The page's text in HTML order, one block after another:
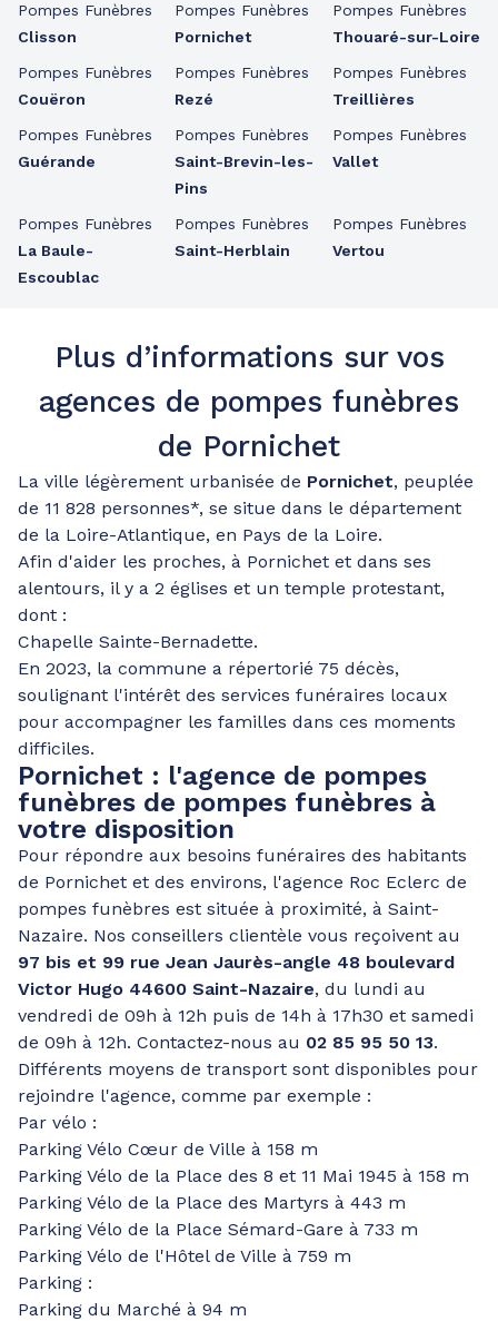
Pompes Funèbres
Clisson
Pompes Funèbres
Couëron
Pompes Funèbres
Guérande
Pompes Funèbres
La Baule-
Escoublac
Pompes Funèbres
Pornichet
Pompes Funèbres
Rezé
Pompes Funèbres
Saint-Brevin-les-
Pins
Pompes Funèbres
Saint-Herblain
Pompes Funèbres
Thouaré-sur-Loire
Pompes Funèbres
Treillières
Pompes Funèbres
Vallet
Pompes Funèbres
Vertou
Plus d’informations sur vos
agences de pompes funèbres
de Pornichet
La ville légèrement urbanisée de Pornichet, peuplée
de 11 828 personnes*, se situe dans le département
de la Loire-Atlantique, en Pays de la Loire.
Afin d'aider les proches, à Pornichet et dans ses
alentours, il y a 2 églises et un temple protestant,
dont :
Chapelle Sainte-Bernadette.
En 2023, la commune a répertorié 75 décès,
soulignant l'intérêt des services funéraires locaux
pour accompagner les familles dans ces moments
difficiles.
Pornichet : l'agence de pompes
funèbres de pompes funèbres à
votre disposition
Pour répondre aux besoins funéraires des habitants
de Pornichet et des environs, l'agence Roc Eclerc de
pompes funèbres est située à proximité, à Saint-
Nazaire. Nos conseillers clientèle vous reçoivent au
97 bis et 99 rue Jean Jaurès-angle 48 boulevard
Victor Hugo 44600 Saint-Nazaire, du lundi au
vendredi de 09h à 12h puis de 14h à 17h30 et samedi
de 09h à 12h. Contactez-nous au 02 85 95 50 13.
Différents moyens de transport sont disponibles pour
rejoindre l'agence, comme par exemple :
Par vélo :
Parking Vélo Cœur de Ville à 158 m
Parking Vélo de la Place des 8 et 11 Mai 1945 à 158 m
Parking Vélo de la Place des Martyrs à 443 m
Parking Vélo de la Place Sémard-Gare à 733 m
Parking Vélo de l'Hôtel de Ville à 759 m
Parking :
Parking du Marché à 94 m